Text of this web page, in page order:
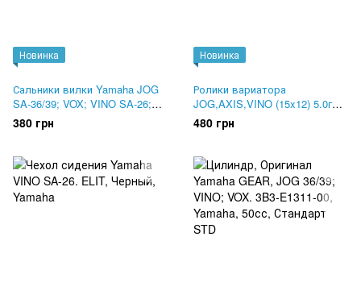
Новинка
Сальники вилки Yamaha JOG
SA-36/39; VOX; VINO SA-26;
Grand Axis. Оригинал 5SU-
F3145-00
380 грн
Новинка
Ролики вариатора
JOG,AXIS,VINO (15x12) 5.0гр;
TWH Тайвань
480 грн